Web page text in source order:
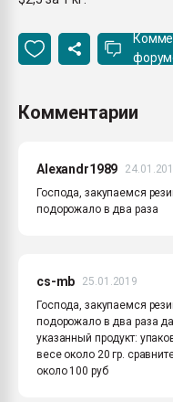
Комментарии
Alexandr1989
Господа, закупаемся
подорожало в два раза
cs-mb
25.01.2019
Господа, закупаемся
подорожало в два раза
указанный продукт:
весе около 20 гр.
около 100 руб